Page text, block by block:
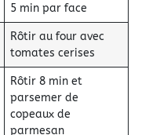
5 min par face
Rôtir au four avec
tomates cerises
Rôtir 8 min et
parsemer de
copeaux de
parmesan